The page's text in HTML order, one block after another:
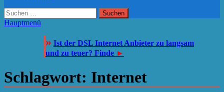
Suchen
nach:
Hauptmenü
» Ist der DSL Internet Anbieter zu langsam
und zu teuer? Finde ►
Schlagwort: Internet